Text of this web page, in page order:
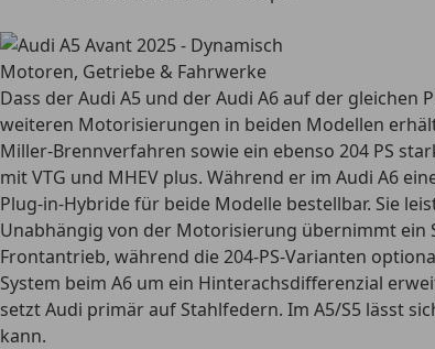
Motoren, Getriebe & Fahrwerke
Dass der Audi A5 und der Audi A6 auf der gleichen
weiteren Motorisierungen in beiden Modellen
Miller-Brennverfahren sowie ein ebenso 204 PS
mit VTG und MHEV plus. Während er im Audi A6
Plug-in-Hybride für beide Modelle bestellbar. Sie
Unabhängig von der Motorisierung übernimmt ein
Frontantrieb, während die 204-PS-Varianten
System beim A6 um ein Hinterachsdifferenzial
setzt Audi primär auf Stahlfedern. Im A5/S5 lässt
kann.